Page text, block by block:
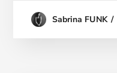
Sabrina FUNK